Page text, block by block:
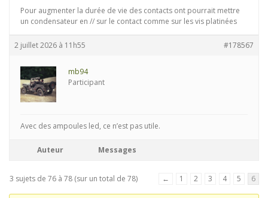
Pour augmenter la durée de vie des contacts ont pourrait mettre
un condensateur en // sur le contact comme sur les vis platinées
2 juillet 2026 à 11h55 #178567
mb94
Participant
Avec des ampoules led, ce n’est pas utile.
Auteur Messages
3 sujets de 76 à 78 (sur un total de 78) ← 1 2 3 4 5 6